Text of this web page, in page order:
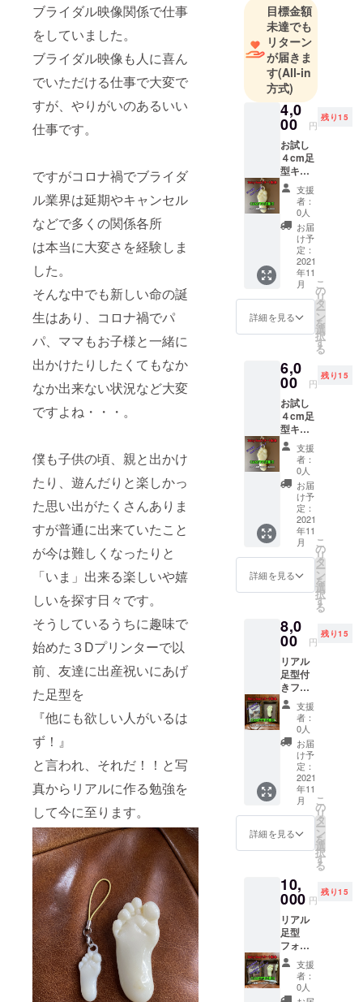
ブライダル映像関係で仕事
をしていました。
ブライダル映像も人に喜ん
でいただける仕事で大変で
すが、やりがいのあるいい
仕事です。
ですがコロナ禍でブライダ
ル業界は延期やキャンセル
などで多くの関係各所
は本当に大変さを経験しま
した。
そんな中でも新しい命の誕
生はあり、コロナ禍でパ
パ、ママもお子様と一緒に
出かけたりしたくてもなか
なか出来ない状況など大変
ですよね・・・。
僕も子供の頃、親と出かけ
たり、遊んだりと楽しかっ
た思い出がたくさんありま
すが普通に出来ていたこと
が今は難しくなったりと
「いま」出来る楽しいや嬉
しいを探す日々です。
そうしているうちに趣味で
始めた３Dプリンターで以
前、友達に出産祝いにあげ
た足型を
『他にも欲しい人がいるは
ず！』
と言われ、それだ！！と写
真からリアルに作る勉強を
して今に至ります。
目標金額
未達でも
リターン
が届きま
す(All-in
方式)
4,0
00 円
残り15
お試し
４cm足
型キー
ホル
ダー ×
１個 支
援お礼
のメー
しサイ
ズのリ
アル足
型の小
型キー
ホル
ダー
４cm）
小型だ
からと
作り方
は変わ
りませ
ん。 １
つ１つ
３Dモデ
ルから
作成し
てサイ
ズのみ
小さく
して
キーホ
ルダー
試し価
格だか
らと手
は抜き
ません
のでい
つも使
うバッ
グやス
マホス
トラッ
プ、鍵
のキー
ホル
ダーに
と丁度
いいサ
を近く
に感じ
りに
なって
ます。
離れて
暮らす
おじい
支援
者：
0人
お届
け予
定：
2021
年11
月
詳細を見る
こ
の
リ
タ
ー
ン
を
選
択
す
る
6,0
00 円
残り15
お試し
４cm足
型キー
ホル
ダー ×
２個 支
援お礼
のメー
しサイ
ズのリ
アル足
型の小
型キー
ホル
ダー
４cm）
小型だ
からと
作り方
は変わ
りませ
ん。 １
つ１つ
３Dモデ
ルから
作成し
てサイ
ズのみ
小さく
して
キーホ
ルダー
試し価
格だか
らと手
は抜き
ません
のでい
つも使
うバッ
グやス
支援
者：
0人
お届
け予
定：
2021
年11
月
詳細を見る
こ
の
リ
タ
ー
ン
を
選
択
す
る
8,0
00 円
残り15
リアル
足型付
きフォ
トフ
レー
ム ×１
個 支援
お礼の
メール
実寸サ
イズの
足型を
お届け
しま
す。 こ
ちらは
サイズ
の足型
のフォ
トフ
レーム
タイプ
となり
ます。
支援
額、種
支援
者：
0人
お届
け予
定：
2021
年11
月
詳細を見る
こ
の
リ
タ
ー
ン
を
選
択
す
る
10,
000 円
残り15
リアル
足型
フォト
フレー
ム ×１
個 ４cm
足型
支援
者：
0人